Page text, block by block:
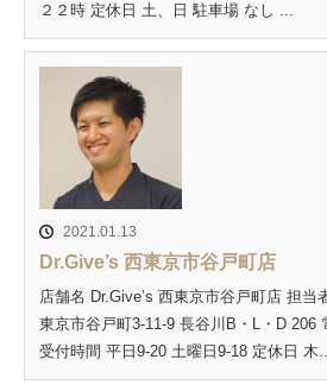
２２時 定休日 土、日 駐車場 なし ...
2021.01.13
Dr.Give’s 西東京市谷戸町店
店舗名 Dr.Give’s 西東京市谷戸町店 担
東京市谷戸町3-11-9 長谷川B・L・D 206
受付時間 平日9-20 土曜日9-18 定休日 木